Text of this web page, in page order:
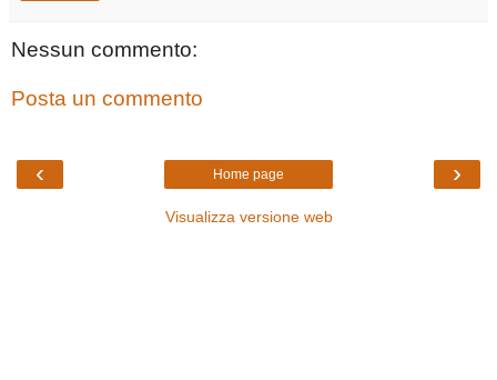
Nessun commento:
Posta un commento
‹ ›
Home page
Visualizza versione web